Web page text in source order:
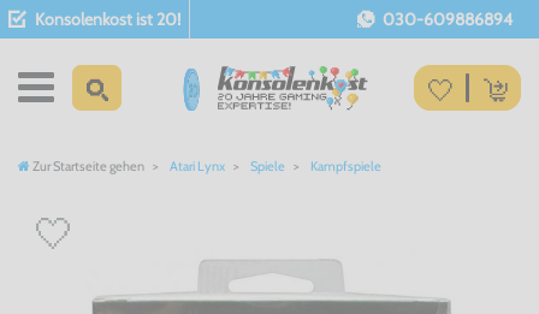
Konsolenkost ist 20! 030-609886894
Zur Startseite gehen Atari Lynx Spiele Kampfspiele